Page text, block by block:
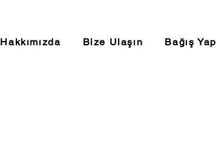
Hakkımızda Bize Ulaşın Bağış Yap